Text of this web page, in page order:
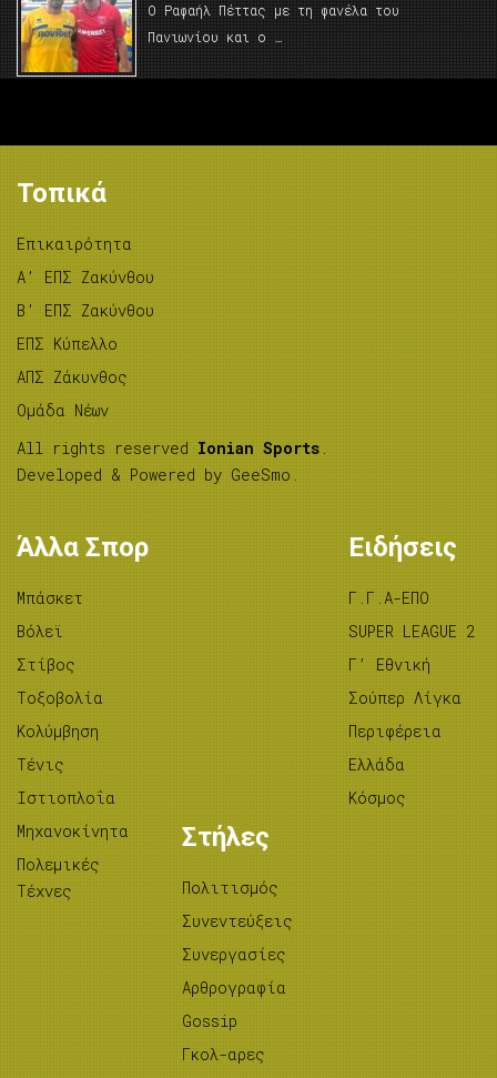
Ο Ραφαήλ Πέττας με τη φανέλα του
Πανιωνίου και ο …
Τοπικά
Επικαιρότητα
A’ ΕΠΣ Ζακύνθου
B’ ΕΠΣ Ζακύνθου
ΕΠΣ Κύπελλο
ΑΠΣ Ζάκυνθος
Ομάδα Νέων
All rights reserved Ionian Sports .
Developed & Powered by GeeSmo .
Άλλα Σπορ
Μπάσκετ
Βόλεϊ
Στίβος
Tοξοβολία
Κολύμβηση
Τένις
Ιστιοπλοΐα
Μηχανοκίνητα
Πολεμικές
Τέχνες
Ειδήσεις
Γ.Γ.Α-ΕΠΟ
SUPER LEAGUE 2
Γ’ Εθνική
Σούπερ Λίγκα
Περιφέρεια
Ελλάδα
Κόσμος
Στήλες
Πολιτισμός
Συνεντεύξεις
Συνεργασίες
Αρθρογραφία
Gossip
Γκολ-αρες